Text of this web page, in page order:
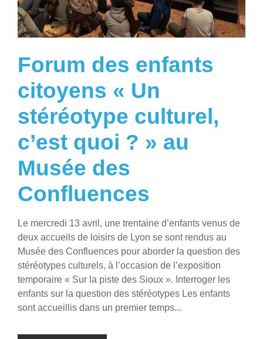
Forum des enfants
citoyens « Un
stéréotype culturel,
c’est quoi ? » au
Musée des
Confluences
Le mercredi 13 avril, une trentaine d’enfants venus de
deux accueils de loisirs de Lyon se sont rendus au
Musée des Confluences pour aborder la question des
stéréotypes culturels, à l’occasion de l’exposition
temporaire « Sur la piste des Sioux ». Interroger les
enfants sur la question des stéréotypes Les enfants
sont accueillis dans un premier temps...